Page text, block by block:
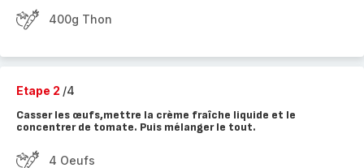
400g Thon
Etape 2 /4
Casser les œufs,mettre la crème fraîche liquide et le
concentrer de tomate. Puis mélanger le tout.
4 Oeufs